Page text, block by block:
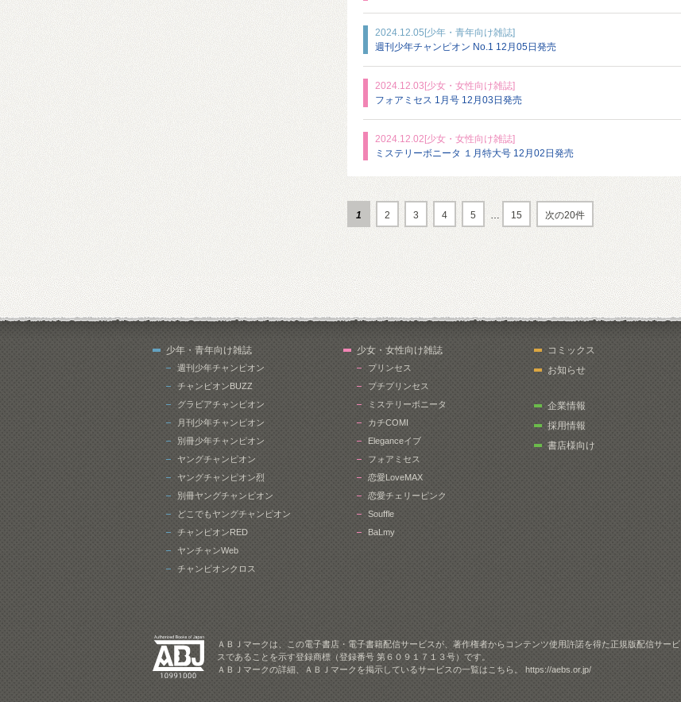
2024.12.05 [少年・青年向け雑誌]
週刊少年チャンピオン No.1 12月05日発売
2024.12.03 [少女・女性向け雑誌]
フォアミセス 1月号 12月03日発売
2024.12.02 [少女・女性向け雑誌]
ミステリーボニータ １月特大号 12月02日発売
1 2 3 4 5 … 15 次の20件
少年・青年向け雑誌
週刊少年チャンピオン
チャンピオンBUZZ
グラビアチャンピオン
月刊少年チャンピオン
別冊少年チャンピオン
ヤングチャンピオン
ヤングチャンピオン烈
別冊ヤングチャンピオン
どこでもヤングチャンピオン
チャンピオンRED
ヤンチャンWeb
チャンピオンクロス
少女・女性向け雑誌
プリンセス
プチプリンセス
ミステリーボニータ
カチCOMI
Eleganceイブ
フォアミセス
恋愛LoveMAX
恋愛チェリーピンク
Souffle
BaLmy
コミックス
お知らせ
企業情報
採用情報
書店様向け
ＡＢＪマークは、この電子書店・電子書籍配信サービスが、著作権者からコンテンツ使用許諾を得た正規版配信サービ
スであることを示す登録商標（登録番号 第６０９１７１３号）です。
ＡＢＪマークの詳細、ＡＢＪマークを掲示しているサービスの一覧はこちら。https://aebs.or.jp/